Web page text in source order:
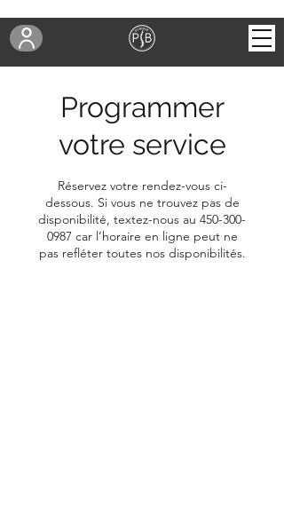
Programmer
votre service
Réservez votre rendez-vous ci-
dessous. Si vous ne trouvez pas de
disponibilité, textez-nous au 450-300-
0987 car l’horaire en ligne peut ne
pas refléter toutes nos disponibilités.